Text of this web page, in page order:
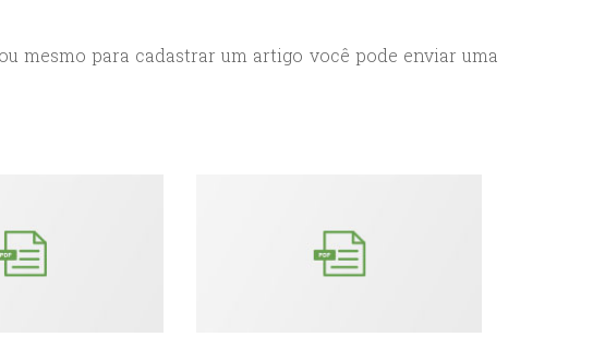
mesmo para cadastrar um artigo você pode enviar uma